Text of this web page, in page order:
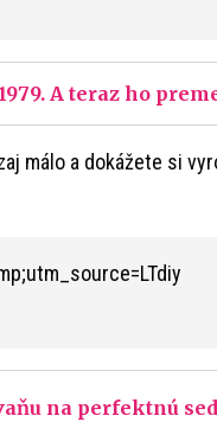
A teraz ho
málo a dokážete si
na perfektnú